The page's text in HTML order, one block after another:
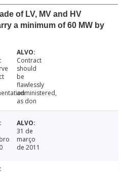
of LV, MV and HV
a minimum of 60 MW by
Contract
should
be
flawlessly
administered,
as don
31 de
março
de 2011